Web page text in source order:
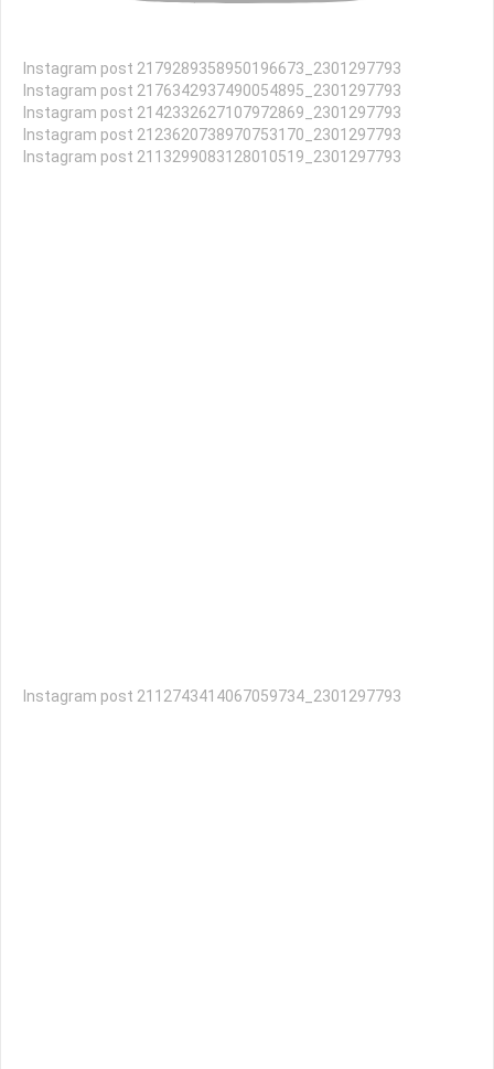
Instagram post 2179289358950196673_2301297793
Instagram post 2176342937490054895_2301297793
Instagram post 2142332627107972869_2301297793
Instagram post 2123620738970753170_2301297793
Instagram post 2113299083128010519_2301297793
Instagram post 2112743414067059734_2301297793